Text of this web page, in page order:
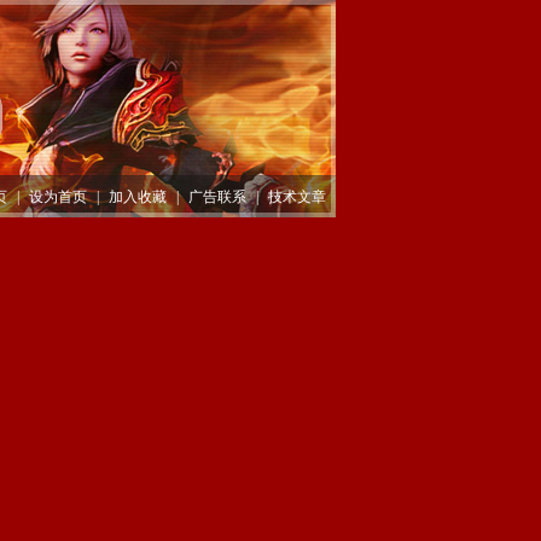
技术文章
广告联系 |
加入收藏 |
设为首页 |
|